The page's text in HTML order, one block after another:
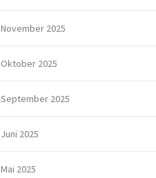
November 2025
Oktober 2025
September 2025
Juni 2025
Mai 2025